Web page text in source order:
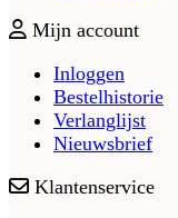
Mijn account
Inloggen
Bestelhistorie
Verlanglijst
Nieuwsbrief
Klantenservice